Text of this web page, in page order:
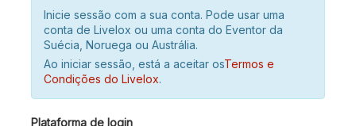
Inicie sessão com a sua conta. Pode usar uma
conta de Livelox ou uma conta do Eventor da
Suécia, Noruega ou Austrália.
Ao iniciar sessão, está a aceitar osTermos e
Condições do Livelox.
Plataforma de login